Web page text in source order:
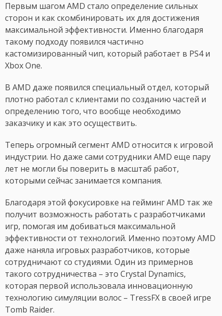
Первым шагом AMD стало определение сильных
сторон и как скомбинировать их для достижения
максимальной эффективности. Именно благодаря
такому подходу появился частично
кастомизированный чип, который работает в PS4 и
Xbox One.
В AMD даже появился специальный отдел, который
плотно работал с клиентами по созданию частей и
определению того, что вообще необходимо
заказчику и как это осуществить.
Теперь огромный сегмент AMD относится к игровой
индустрии. Но даже сами сотрудники AMD еще пару
лет не могли бы поверить в масштаб работ,
которыми сейчас занимается компания.
Благодаря этой фокусировке на гейминг AMD так же
получит возможность работать с разработчиками
игр, помогая им добиваться максимальной
эффективности от технологий. Именно поэтому AMD
даже наняла игровых разработчиков, которые
сотрудничают со студиями. Один из примернов
такого сотрудничества – это Crystal Dynamics,
которая первой использовала инновационную
технологию симуляции волос – TressFX в своей игре
Tomb Raider.